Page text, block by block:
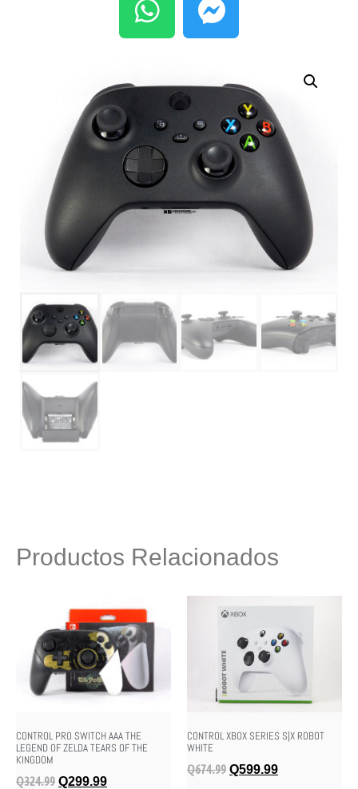
Productos Relacionados
CONTROL PRO SWITCH AAA THE
LEGEND OF ZELDA TEARS OF THE
KINGDOM
Q324.99 Q299.99
CONTROL XBOX SERIES S|X ROBOT
WHITE
Q674.99 Q599.99